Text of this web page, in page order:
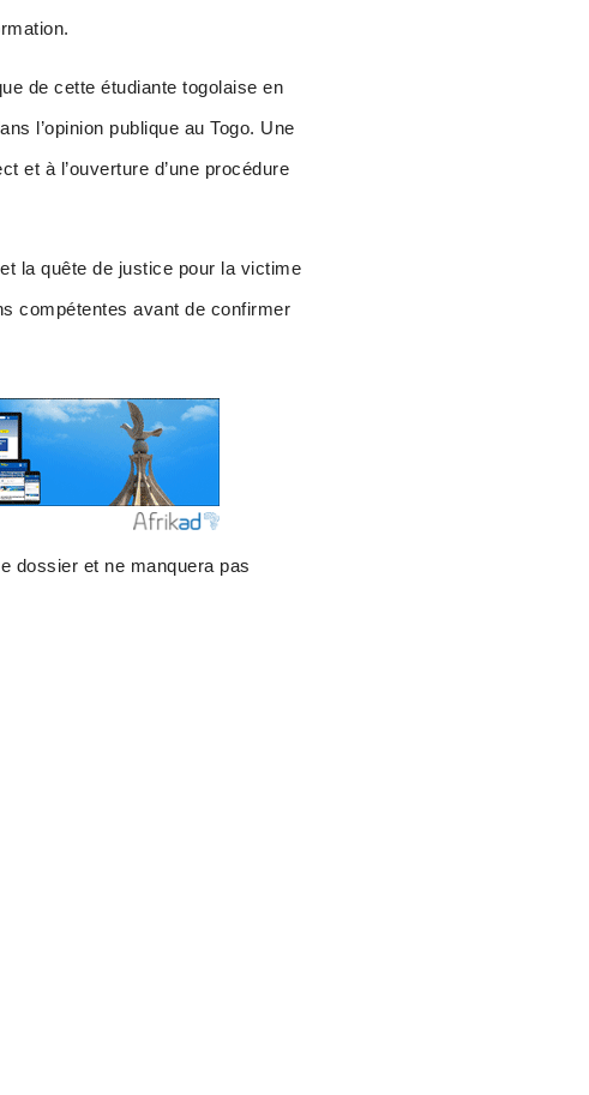
de cette étudiante togolaise en
l’opinion publique au Togo. Une
et à l’ouverture d’une procédure
la quête de justice pour la victime
compétentes avant de confirmer
dossier et ne manquera pas